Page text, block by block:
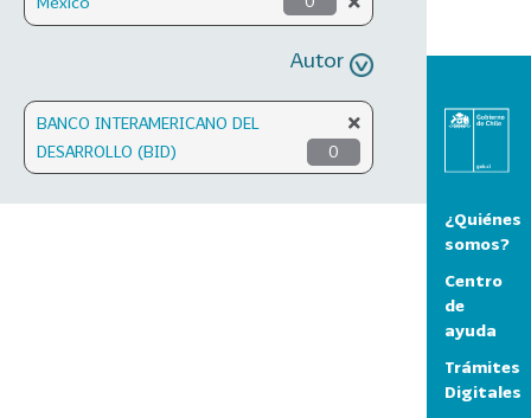
Autor
BANCO INTERAMERICANO DEL
DESARROLLO (BID)
0
¿Quiénes
somos?
Centro
de
ayuda
Trámites
Digitales